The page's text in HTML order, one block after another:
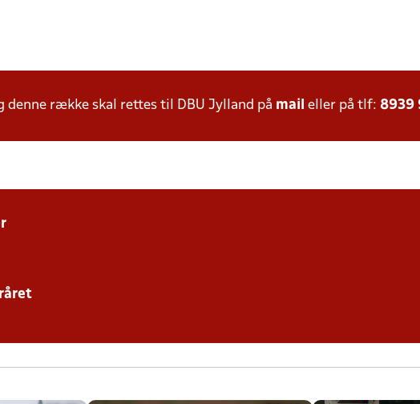
denne række skal rettes til DBU Jylland på mail eller på tlf: 8939